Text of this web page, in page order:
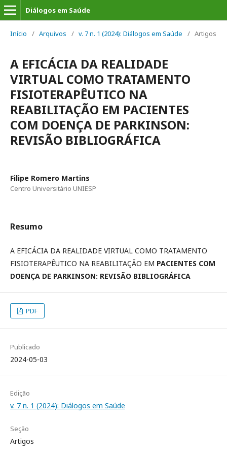
Diálogos em Saúde
Início / Arquivos / v. 7 n. 1 (2024): Diálogos em Saúde / Artigos
A EFICÁCIA DA REALIDADE
VIRTUAL COMO TRATAMENTO
FISIOTERAPÊUTICO NA
REABILITAÇÃO EM PACIENTES
COM DOENÇA DE PARKINSON:
REVISÃO BIBLIOGRÁFICA
Filipe Romero Martins
Centro Universitário UNIESP
Resumo
A EFICÁCIA DA REALIDADE VIRTUAL COMO TRATAMENTO
FISIOTERAPÊUTICO NA REABILITAÇÃO EM PACIENTES COM
DOENÇA DE PARKINSON: REVISÃO BIBLIOGRÁFICA
PDF
Publicado
2024-05-03
Edição
v. 7 n. 1 (2024): Diálogos em Saúde
Seção
Artigos